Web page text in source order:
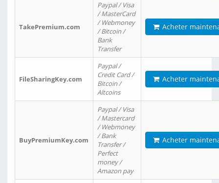
TakePremium.com
Paypal / Visa
/ MasterCard
/ Webmoney
/ Bitcoin /
Bank
Transfer
Acheter
FileSharingKey.com
Paypal /
Credit Card /
Bitcoin /
Altcoins
Acheter
BuyPremiumKey.com
Paypal / Visa
/ Mastercard
/ Webmoney
/ Bank
Transfer /
Perfect
money /
Amazon pay
Acheter